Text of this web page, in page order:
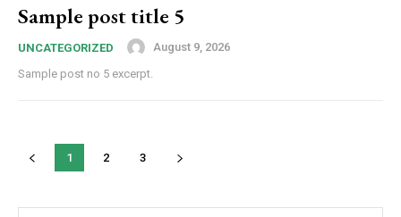
Sample post title 5
UNCATEGORIZED
August 9, 2026
Sample post no 5 excerpt.
1 2 3